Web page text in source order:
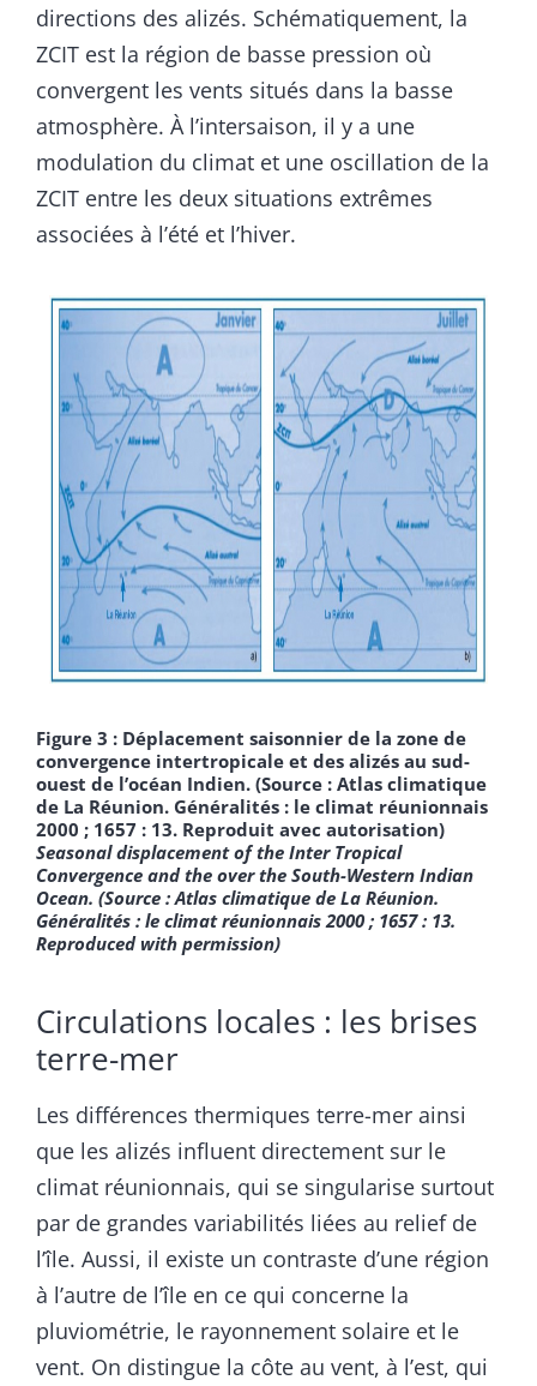
directions des alizés. Schématiquement, la
ZCIT est la région de basse pression où
convergent les vents situés dans la basse
atmosphère. À l’intersaison, il y a une
modulation du climat et une oscillation de la
ZCIT entre les deux situations extrêmes
associées à l’été et l’hiver.
Figure 3 : Déplacement saisonnier de la zone de
convergence intertropicale et des alizés au sud-
ouest de l’océan Indien. (Source : Atlas climatique
de La Réunion. Généralités : le climat réunionnais
2000 ; 1657 : 13. Reproduit avec autorisation)
Seasonal displacement of the Inter Tropical
Convergence and the over the South-Western Indian
Ocean. (Source : Atlas climatique de La Réunion.
Généralités : le climat réunionnais 2000 ; 1657 : 13.
Reproduced with permission)
Circulations locales : les brises
terre-mer
Les différences thermiques terre-mer ainsi
que les alizés influent directement sur le
climat réunionnais, qui se singularise surtout
par de grandes variabilités liées au relief de
l’île. Aussi, il existe un contraste d’une région
à l’autre de l’île en ce qui concerne la
pluviométrie, le rayonnement solaire et le
vent. On distingue la côte au vent, à l’est, qui